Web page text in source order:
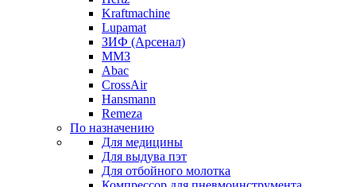
Kraftmachine
Lupamat
ЗИФ (Арсенал)
ММЗ
Abac
CrossAir
Hansmann
Remeza
По назначению
Для медицины
Для выдува пэт
Для отбойного молотка